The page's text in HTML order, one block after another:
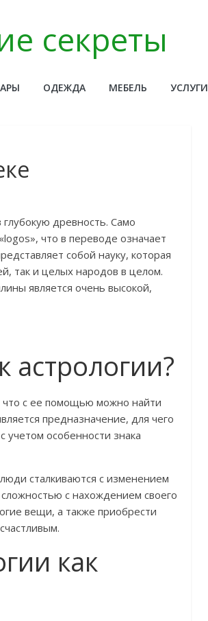
секреты
ОДЕЖДА МЕБЕЛЬ УСЛУГИ
древность. Само
что в переводе означает
собой науку, которая
так и целых народов в целом.
является очень высокой,
что с ее помощью можно найти
предназначение, для чего
учетом особенности знака
сталкиваются с изменением
с нахождением своего
вещи, а также приобрести
как